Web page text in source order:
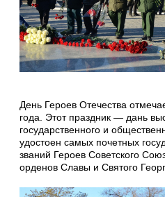
День Героев Отечества
года. Этот праздник — дань
государственного и
удостоен самых почетных
званий Героев Советского
орденов Славы и Святого